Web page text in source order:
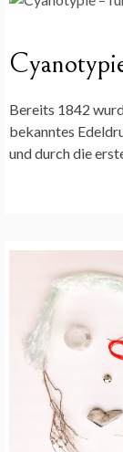
Bereits 1842
bekanntes
und durch die